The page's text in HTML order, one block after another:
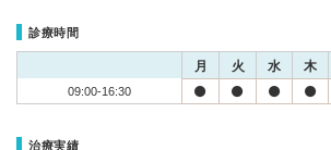
診療時間
月 火 水 木
09:00-16:30
治療実績